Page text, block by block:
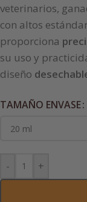
veterinarios,
con altos
proporciona
su uso y
diseño
TAMAÑO ENVASE
- +